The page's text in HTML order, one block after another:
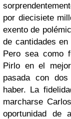
por diecisiete
exento de
de cantidades
Pero sea como
Pirlo en el
pasada con
haber. La
marcharse
oportunidad de